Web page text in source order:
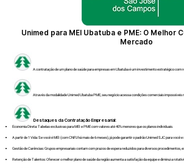
Unimed para MEI Ubatuba e PME: O Melhor
Mercado
A contratação de um plano de saúde para empresas em Ubatuba é um investimento estratégico com
Através da modalidade Unimed Ubatuba PME, seu negócio acessa condições comerciais impossíveis
Destaques da Contratação Empresarial:
Economia Direta: Tabelas exclusivas para MEI e PME com valores até 40% menores que os planos individuais.
A partir de 1 Vida: Se você é MEI (com CNPJ há mais de 6 meses), já pode garantir o padrão Unimed SJC para você
Gestão de Carências: Grupos empresariais contam com prazos de espera reduzidos para diversos procedimentos,
Retenção de Talentos: Oferecer o melhor plano de saúde da região aumenta a satisfação da equipe e diminui a